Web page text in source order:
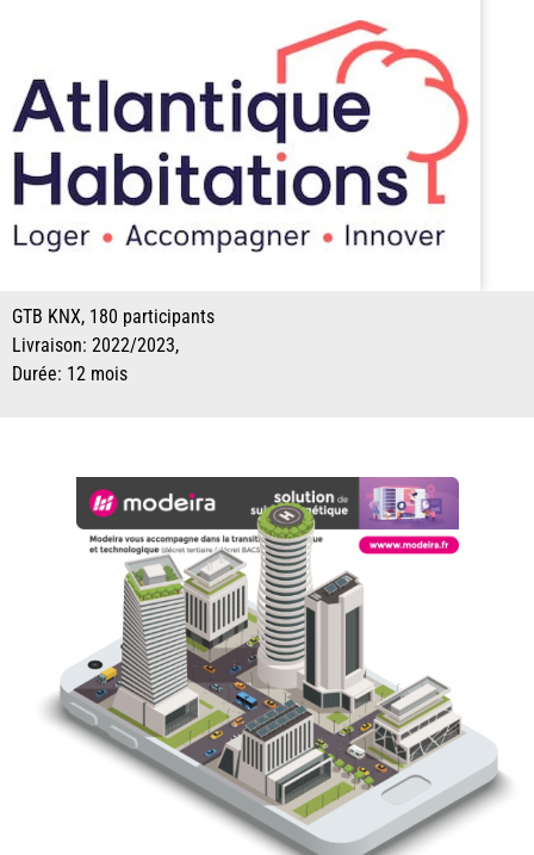
GTB KNX, 180 participants
Livraison: 2022/2023,
Durée: 12 mois